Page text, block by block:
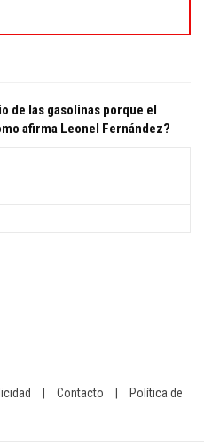
de las gasolinas porque el
afirma Leonel Fernández?
Contacto
Política de